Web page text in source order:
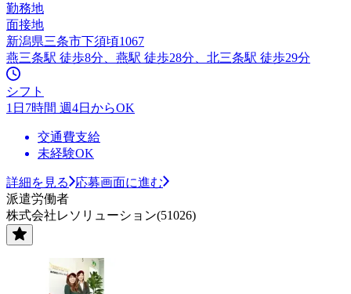
勤務地
面接地
新潟県三条市下須頃1067
燕三条駅 徒歩8分、燕駅 徒歩28分、北三条駅 徒歩29分
シフト
1日7時間 週4日からOK
交通費支給
未経験OK
詳細を見る
応募画面に進む
派遣労働者
株式会社レソリューション(51026)